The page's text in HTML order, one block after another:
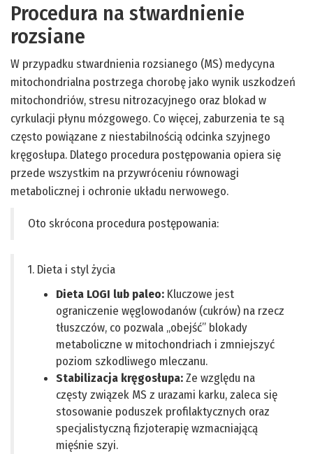
Procedura na stwardnienie
rozsiane
W przypadku stwardnienia rozsianego (MS) medycyna
mitochondrialna postrzega chorobę jako wynik uszkodzeń
mitochondriów, stresu nitrozacyjnego oraz blokad w
cyrkulacji płynu mózgowego. Co więcej, zaburzenia te są
często powiązane z niestabilnością odcinka szyjnego
kręgosłupa. Dlatego procedura postępowania opiera się
przede wszystkim na przywróceniu równowagi
metabolicznej i ochronie układu nerwowego.
Oto skrócona procedura postępowania:
1. Dieta i styl życia
Dieta LOGI lub paleo: Kluczowe jest
ograniczenie węglowodanów (cukrów) na rzecz
tłuszczów, co pozwala „obejść” blokady
metaboliczne w mitochondriach i zmniejszyć
poziom szkodliwego mleczanu.
Stabilizacja kręgosłupa:Ze względu na
częsty związek MS z urazami karku, zaleca się
stosowanie poduszek profilaktycznych oraz
specjalistyczną fizjoterapię wzmacniającą
mięśnie szyi.